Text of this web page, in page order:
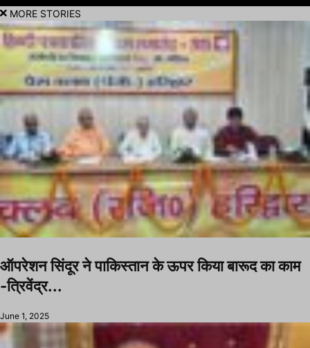
MORE STORIES
ऑपरेशन सिंदूर ने पाकिस्तान के ऊपर किया बारूद का काम
-त्रिवेंद्र...
June 1, 2025